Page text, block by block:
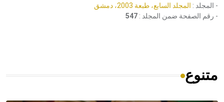
- المجلد : المجلد السابع، طبعة 2003، دمشق
- رقم الصفحة ضمن المجلد : 547
متنوع